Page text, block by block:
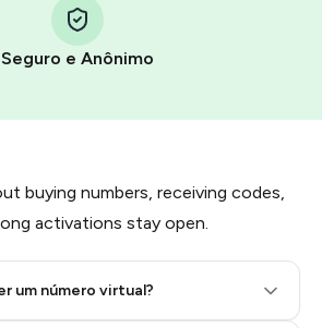
Seguro e Anônimo
buying numbers, receiving codes,
activations stay open.
um número virtual?
order on HidSim
Stars